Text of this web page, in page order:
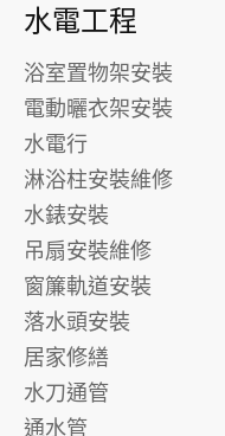
水電工程
浴室置物架安裝
電動曬衣架安裝
水電行
淋浴柱安裝維修
水錶安裝
吊扇安裝維修
窗簾軌道安裝
落水頭安裝
居家修繕
水刀通管
通水管